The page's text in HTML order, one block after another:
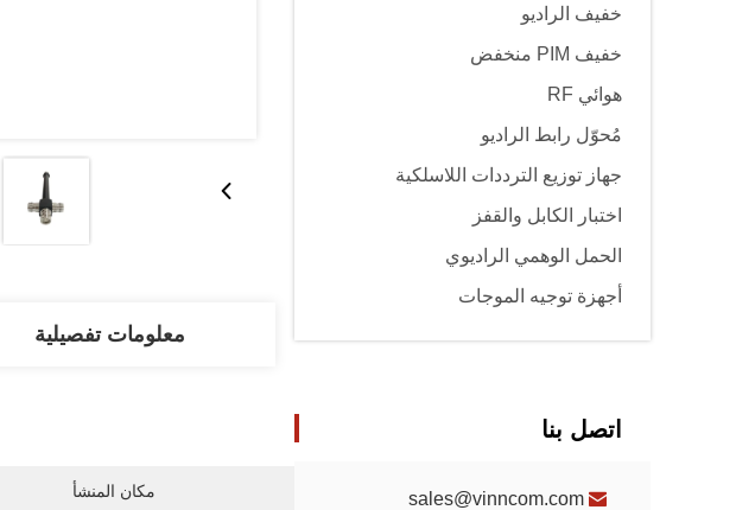
خفيف الراديو
خفيف PIM منخفض
هوائي RF
مُحوّل رابط الراديو
جهاز توزيع الترددات اللاسلكية
اختبار الكابل والقفز
الحمل الوهمي الراديوي
أجهزة توجيه الموجات
اتصل بنا
sales@vinncom.com
معلومات تفصيلية
مكان المنشأ